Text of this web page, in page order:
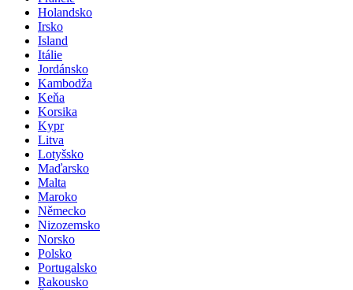
Holandsko
Irsko
Island
Itálie
Jordánsko
Kambodža
Keňa
Korsika
Kypr
Litva
Lotyšsko
Maďarsko
Malta
Maroko
Německo
Nizozemsko
Norsko
Polsko
Portugalsko
Rakousko